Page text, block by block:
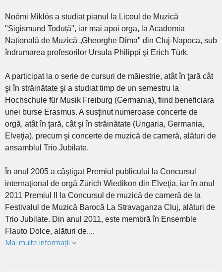
Noémi Miklós a studiat pianul la Liceul de Muzică
"Sigismund Toduță", iar mai apoi orga, la Academia
Națională de Muzică „Gheorghe Dima" din Cluj-Napoca, sub
îndrumarea profesorilor Ursula Philippi şi Erich Türk.
A participat la o serie de cursuri de măiestrie, atât în ţară cât
şi în străinătate şi a studiat timp de un semestru la
Hochschule für Musik Freiburg (Germania), fiind beneficiara
unei burse Erasmus. A susţinut numeroase concerte de
orgă, atât în ţară, cât şi în străinătate (Ungaria, Germania,
Elveţia), precum şi concerte de muzică de cameră, alături de
ansamblul Trio Jubilate.
În anul 2005 a câştigat Premiul publicului la Concursul
internaţional de orgă Zürich Wiedikon din Elveţia, iar în anul
2011 Premiul II la Concursul de muzică de cameră de la
Festivalul de Muzică Barocă La Stravaganza Cluj, alături de
Trio Jubilate. Din anul 2011, este membră în Ensemble
Flauto Dolce, alături de....
Mai multe informații